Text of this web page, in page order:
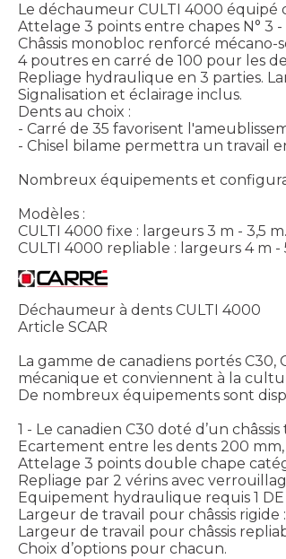
Le déchaumeur CULTI 4000
Attelage 3 points entre chapes N° 3 -
Châssis monobloc renforcé mécano-
4 poutres en carré de 100 pour les
Repliage hydraulique en 3 parties.
Signalisation et éclairage inclus.
Dents au choix :
- Carré de 35 favorisent
- Chisel bilame permettra un travail
Nombreux équipements et
Modèles :
CULTI 4000 fixe : largeurs 3 m - 3,5 m.
CULTI 4000 repliable : largeurs 4 m -
Déchaumeur à dents CULTI 4000
Article SCAR
La gamme de canadiens portés
mécanique et conviennent à la
De nombreux équipements sont
1 - Le canadien C30 doté d’un
Ecartement entre les dents 200
Attelage 3 points double chape
Repliage par 2 vérins avec
Equipement hydraulique requis 1
Largeur de travail pour châssis rigide
Largeur de travail pour châssis
Choix d’options pour chacun.